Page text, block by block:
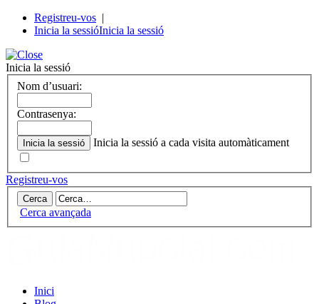
Registreu-vos |
Inicia la sessióInicia la sessió
Inicia la sessió
Nom d’usuari:
Contrasenya:
Inicia la sessió a cada visita automàticament
Registreu-vos
Cerca avançada
Inici